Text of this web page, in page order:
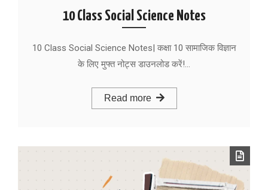
10 Class Social Science Notes
10 Class Social Science Notes| कक्षा 10 सामाजिक विज्ञान
के लिए मुफ्त नोट्स डाउनलोड करें!…
Read more